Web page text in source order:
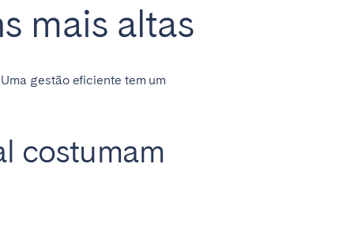
mais altas
gestão eficiente tem um
costumam